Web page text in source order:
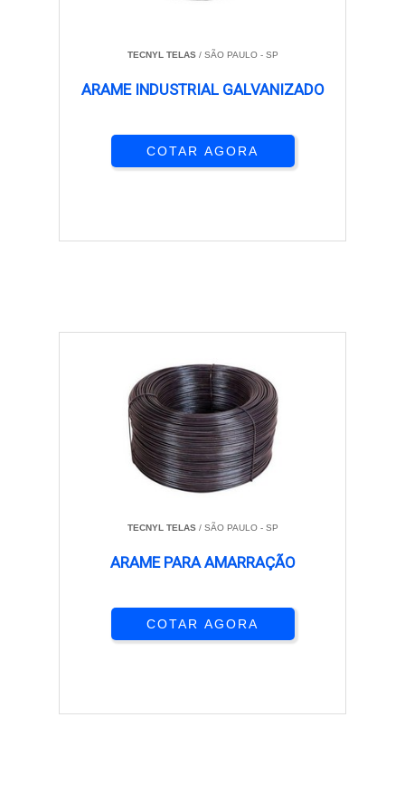
TECNYL TELAS/ SÃO PAULO - SP
ARAME INDUSTRIAL GALVANIZADO
COTAR AGORA
TECNYL TELAS/ SÃO PAULO - SP
ARAME PARA AMARRAÇÃO
COTAR AGORA